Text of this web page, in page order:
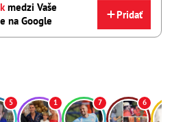
medzi Vaše
na Google
Pridať
5 1 7 6